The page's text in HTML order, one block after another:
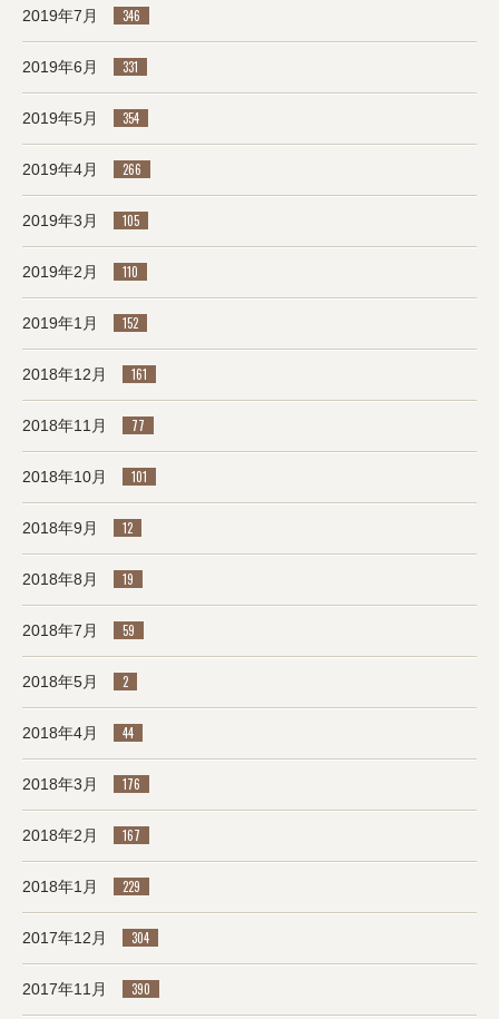
2019年7月 346
2019年6月 331
2019年5月 354
2019年4月 266
2019年3月 105
2019年2月 110
2019年1月 152
2018年12月 161
2018年11月 77
2018年10月 101
2018年9月 12
2018年8月 19
2018年7月 59
2018年5月 2
2018年4月 44
2018年3月 176
2018年2月 167
2018年1月 229
2017年12月 304
2017年11月 390